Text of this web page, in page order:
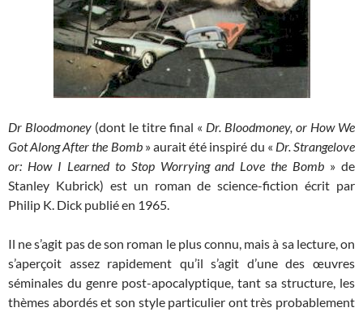
Dr Bloodmoney (dont le titre final « Dr. Bloodmoney, or How We
Got Along After the Bomb» aurait été inspiré du « Dr. Strangelove
or: How I Learned to Stop Worrying and Love the Bomb » de
Stanley Kubrick) est un roman de science-fiction écrit par
Philip K. Dick publié en 1965.
Il ne s’agit pas de son roman le plus connu, mais à sa lecture, on
s’aperçoit assez rapidement qu’il s’agit d’une des œuvres
séminales du genre post-apocalyptique, tant sa structure, les
thèmes abordés et son style particulier ont très probablement